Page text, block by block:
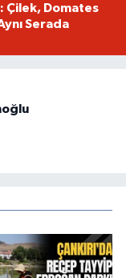
Çilek, Domates
Serada